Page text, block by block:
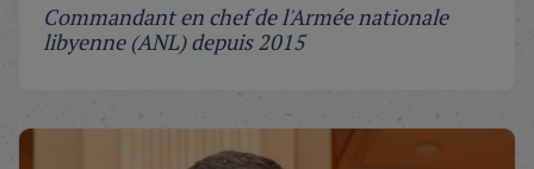
Commandant en chef de l'Armée nationale
libyenne (ANL) depuis 2015